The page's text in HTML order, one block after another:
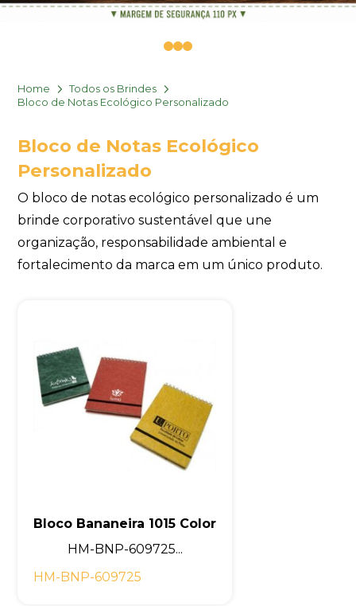
01 2
Home
Todos os Brindes
Bloco de Notas Ecológico Personalizado
Bloco de Notas Ecológico
Personalizado
O bloco de notas ecológico personalizado é um
brinde corporativo sustentável que une
organização, responsabilidade ambiental e
fortalecimento da marca em um único produto.
Bloco Bananeira 1015 Color
HM-BNP-609725...
HM-BNP-609725